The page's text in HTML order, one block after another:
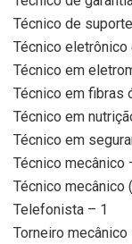
Técnico de
Técnico eletrônico
Técnico em
Técnico em fibras
Técnico em
Técnico em
Técnico mecânico
Técnico mecânico
Telefonista – 1
Torneiro mecânico